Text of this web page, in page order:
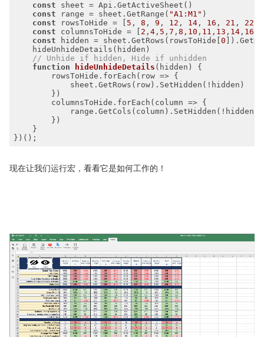
const
const range = sheet.GetRange( "A1:M1"
const rowsToHide = [ 5 , 8 , 9 , 12 , 14, 16 , 21 , 22
const columnsToHide = [ 2 , 4, 5 , 7 , 8 , 10 , 11 , 13 , 14, 16
const hidden = sheet.GetRows(rowsToHide[ 0
// Unhide if hidden, Hide if unhidden
function
hideUnhideDetails ( hidden )
rowsToHide.forEach( row =>
columnsToHide.forEach( column =>
现在让我们运行宏，看看它是如何工作的！